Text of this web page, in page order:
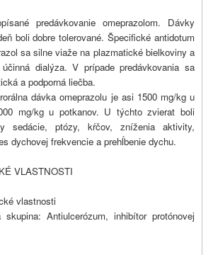
predávkovanie omeprazolom. Dávky
boli dobre tolerované. Špecifické antidotum
sa silne viaže na plazmatické bielkoviny a
dialýza. V prípade predávkovania sa
a podporná liečba.
dávka omeprazolu je asi 1500 mg/kg u
mg/kg u potkanov. U týchto zvierat boli
sedácie, ptózy, kŕčov, zníženia aktivity,
dychovej frekvencie a prehĺbenie dychu.
VLASTNOSTI
vlastnosti
skupina: Antiulcerózum, inhibítor protónovej